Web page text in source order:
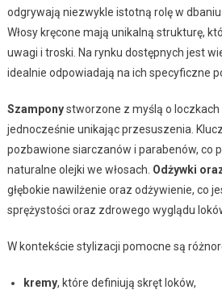
odgrywają niezwykle istotną rolę w dbaniu
Włosy kręcone mają unikalną strukturę,
uwagi i troski. Na rynku dostępnych jest
idealnie odpowiadają na ich specyficzne
Szamponystworzone z myślą o
jednocześnie unikając przesuszenia.
pozbawione siarczanów i parabenów, co
naturalne olejki we włosach. Odżywki
głębokie nawilżenie oraz odżywienie, co
sprężystości oraz zdrowego wyglądu
W kontekście stylizacji pomocne są
kremy, które definiują skręt loków,